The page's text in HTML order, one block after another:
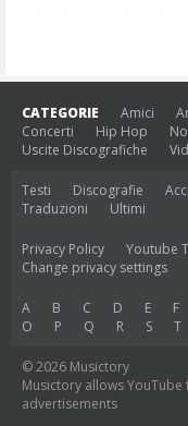
CATEGORIE Amici
Concerti
Hip Hop
Uscite Discografiche
Testi Discografie
Traduzioni
Ultimi
Privacy Policy Youtube
Change privacy settings
A B C D E F
O
P Q R S T
© 2026 Musictory
Musictory allows
advertisements